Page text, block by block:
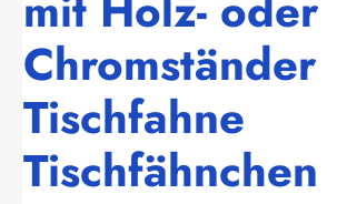
Chromständer
Tischfahne
Tischfähnchen